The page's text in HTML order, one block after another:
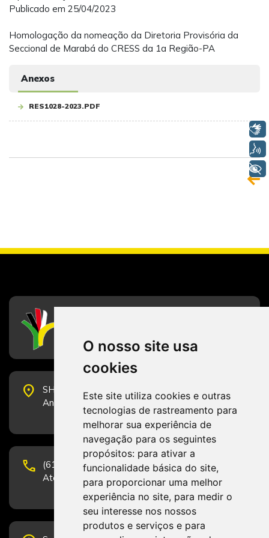
O nosso site usa
cookies
Este site utiliza cookies e outras
tecnologias de rastreamento para
melhorar sua experiência de
navegação para os seguintes
propósitos: para ativar a
funcionalidade básica do site,
para proporcionar uma melhor
experiência no site, para medir o
seu interesse nos nossos
produtos e serviços e para
Publicado em 25/04/2023
Homologação da nomeação da Diretoria Provisória da
Seccional de Marabá do CRESS da 1a Região-PA
Anexos
RES1028-2023.PDF
place
SHS Quadra 6, Bloco E, Complexo Brasil 21, 20º
Andar, Sala 2001 - CEP 70322-915 - Brasília/DF
phone
(61) 3223-1652 e (61) 98131-3801.
Atendimento por telefone em horário comercial